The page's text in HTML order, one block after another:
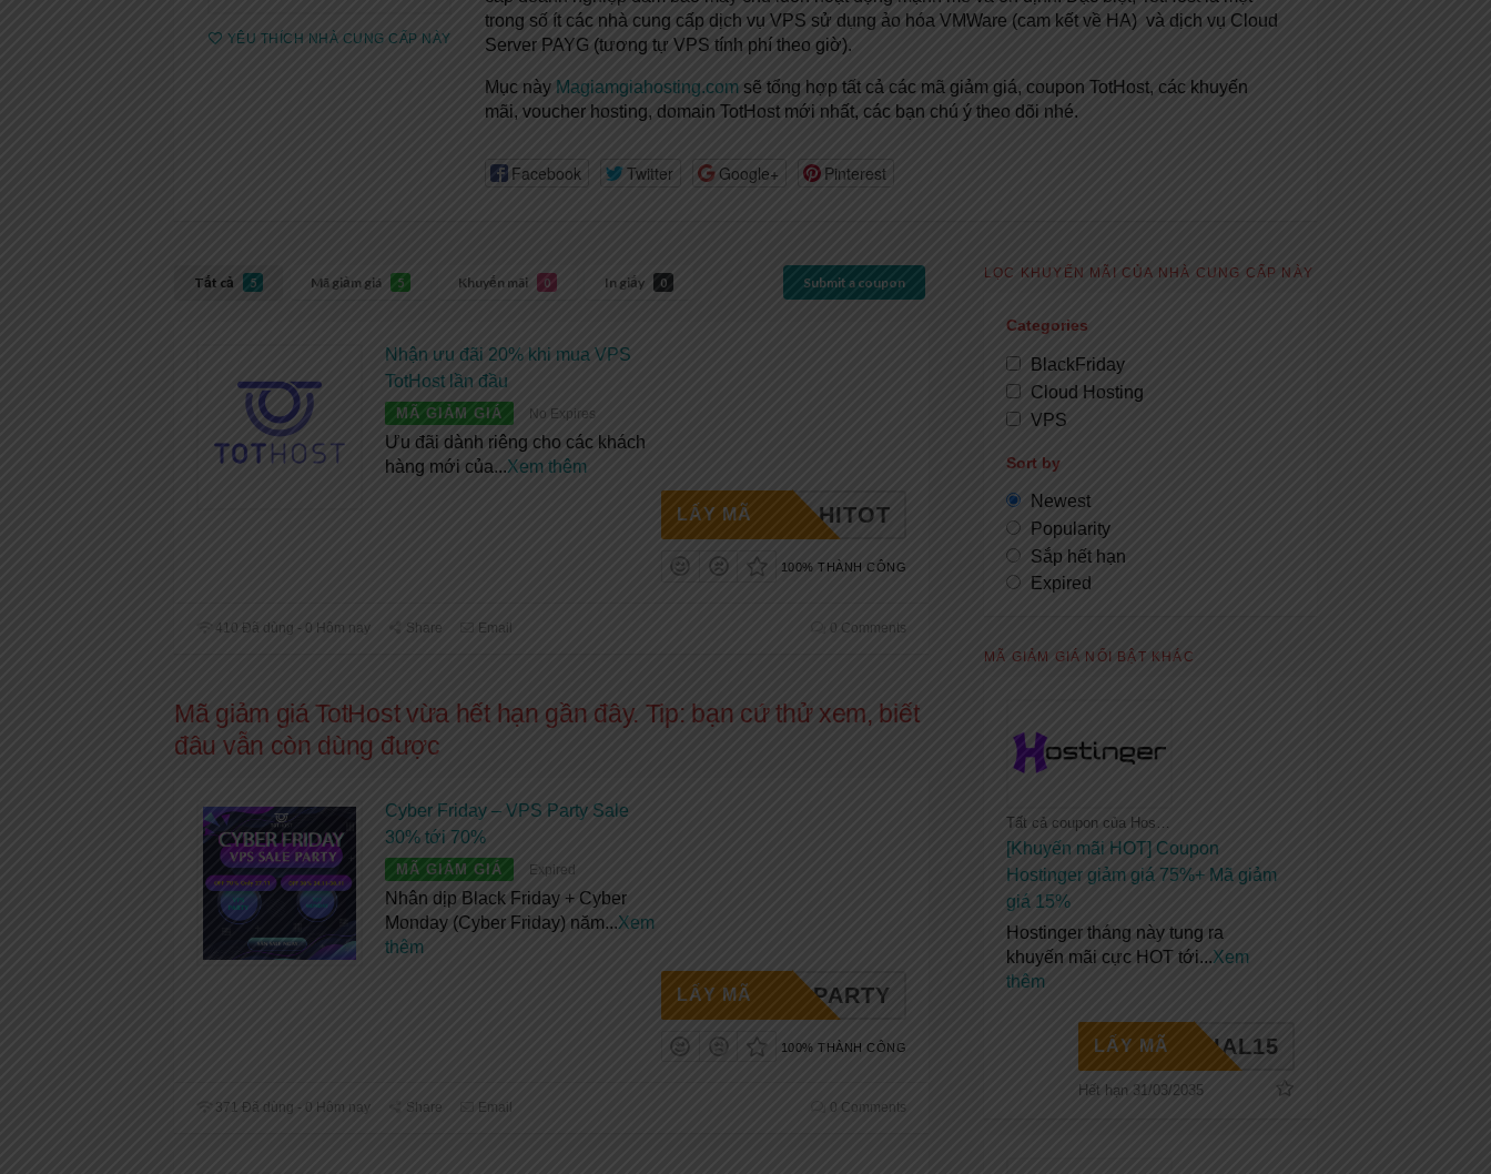
YÊU THÍCH NHÀ CUNG CẤP NÀY
trong số ít các nhà cung cấp dịch vụ VPS sử dụng ảo hóa VMWare (cam kết về HA) và dịch vụ Cloud
Server PAYG (tương tự VPS tính phí theo giờ).
Mục này Magiamgiahosting.comsẽ tổng hợp tất cả các mã giảm giá, coupon TotHost, các khuyến
mãi, voucher hosting, domain TotHost mới nhất, các bạn chú ý theo dõi nhé.
Facebook Twitter Google+ Pinterest
Tất cả 5 Mã giảm giá 5 Khuyến mãi 0 In giấy 0 Submit a coupon
Nhận ưu đãi 20% khi mua VPS
TotHost lần đầu
MÃ GIẢM GIÁ No Expires
Ưu đãi dành riêng cho các khách
hàng mới của...Xem thêm
HITOT
LẤY MÃ
100% THÀNH CÔNG
410 Đã dùng - 0 Hôm nay Share Email 0 Comments
Mã giảm giá TotHost vừa hết hạn gần đây. Tip: bạn cứ thử xem, biết
đâu vẫn còn dùng được
Cyber Friday – VPS Party Sale
30% tới 70%
MÃ GIẢM GIÁ Expired
Nhân dịp Black Friday + Cyber
Monday (Cyber Friday) năm...Xem
thêm
VPSPARTY
LẤY MÃ
100% THÀNH CÔNG
371 Đã dùng - 0 Hôm nay Share Email 0 Comments
LỌC KHUYẾN MÃI CỦA NHÀ CUNG CẤP NÀY
Categories
BlackFriday
Cloud Hosting
VPS
Sort by
Newest
Popularity
Sắp hết hạn
Expired
MÃ GIẢM GIÁ NỔI BẬT KHÁC
[Khuyến mãi HOT] Coupon
Hostinger giảm giá 75%+ Mã giảm
giá 15%
Hostinger tháng này tung ra
khuyến mãi cực HOT tới...Xem
thêm
PECIAL15
LẤY MÃ
Hết hạn 31/03/2035